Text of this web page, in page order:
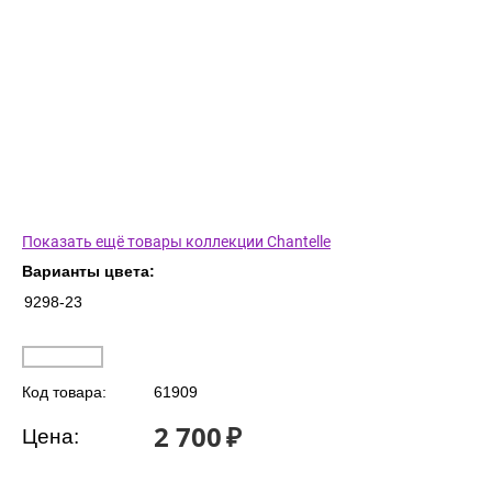
Показать ещё товары коллекции Chantelle
Варианты цвета:
9298-23
Код товара: 61909
Цена: 2 700₽